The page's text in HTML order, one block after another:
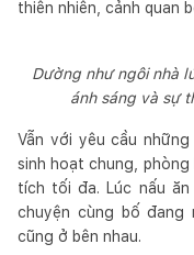
thiên nhiên, cảnh quan
Dường như ngôi nhà
ánh sáng và sự
Vẫn với yêu cầu
sinh hoạt chung,
tích tối đa. Lúc nấu
chuyện cùng bố đang
cũng ở bên nhau.